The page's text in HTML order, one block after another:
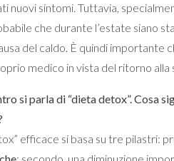
nuovi sintomi. Tuttavia,
che durante l’estate siano
del caldo. È quindi importante
medico in vista del ritorno alla
si parla di “dieta detox”. Cosa
efficace si basa su tre pilastri: